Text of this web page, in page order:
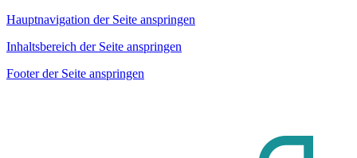
Hauptnavigation der Seite anspringen
Inhaltsbereich der Seite anspringen
Footer der Seite anspringen